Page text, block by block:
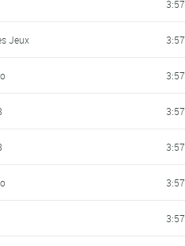
3:57
Jeux 3:57
3:57
3:57
3:57
3:57
3:57